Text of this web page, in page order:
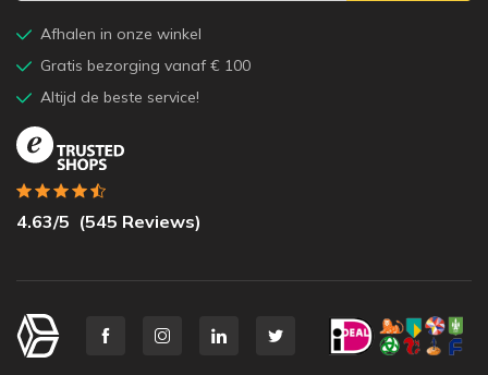
Afhalen in onze winkel
Gratis bezorging vanaf € 100
Altijd de beste service!
4.63/5 (545 Reviews)